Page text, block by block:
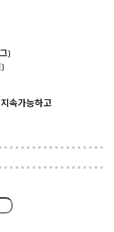
)
속가능하고